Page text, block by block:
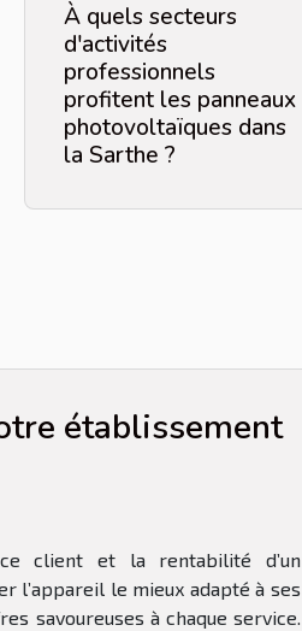
À quels secteurs
d'activités
professionnels
profitent les panneaux
photovoltaïques dans
la Sarthe ?
établissement
client et la rentabilité d’un
l’appareil le mieux adapté à ses
savoureuses à chaque service.